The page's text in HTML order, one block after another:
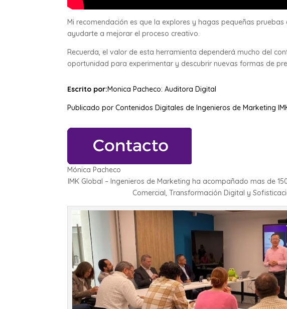
Mi recomendación es que la explores y hagas pequeñas
ayudarte a mejorar el proceso creativo.
Recuerda, el valor de esta herramienta dependerá mucho del
oportunidad para experimentar y descubrir nuevas formas de
Escrito por:Monica Pacheco: Auditora Digital
Publicado por Contenidos Digitales de Ingenieros de Marketing
Mónica Pacheco
IMK Global – Ingenieros de Marketing ha acompañado mas de
Comercial, Transformación Digital y